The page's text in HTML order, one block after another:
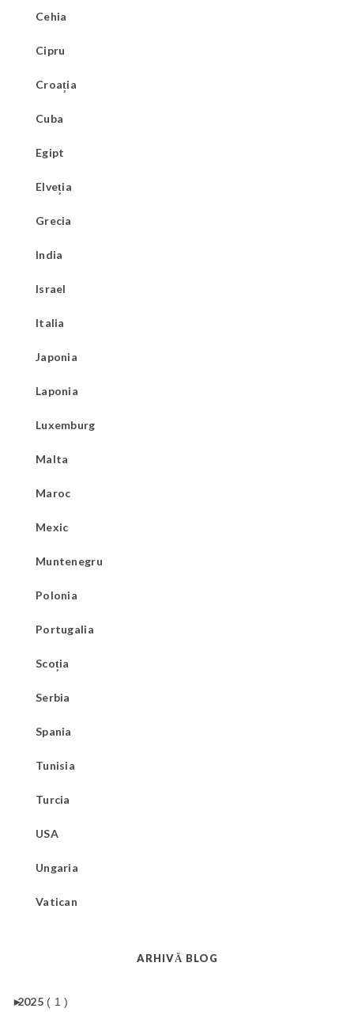
Cehia
Cipru
Croația
Cuba
Egipt
Elveția
Grecia
India
Israel
Italia
Japonia
Laponia
Luxemburg
Malta
Maroc
Mexic
Muntenegru
Polonia
Portugalia
Scoția
Serbia
Spania
Tunisia
Turcia
USA
Ungaria
Vatican
ARHIVĂ BLOG
►
2025 ( 1 )